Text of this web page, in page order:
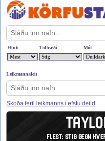
Hluti Tölfræði Mót
Leikmannaleit
Skoða feril leikmanns í efstu deild
FLEST: STIG GEGN